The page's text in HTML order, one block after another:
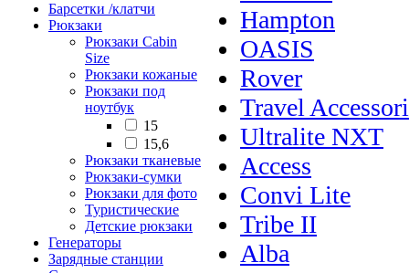
Барсетки /клатчи
Рюкзаки
Рюкзаки Сabin
Size
Рюкзаки кожаные
Рюкзаки под
ноутбук
15
15,6
Рюкзаки тканевые
Рюкзаки-сумки
Рюкзаки для фото
Туристические
Детские рюкзаки
Генераторы
Зарядные станции
Hampton
OASIS
Rover
Travel
Ultralite NXT
Access
Convi Lite
Tribe II
Alba